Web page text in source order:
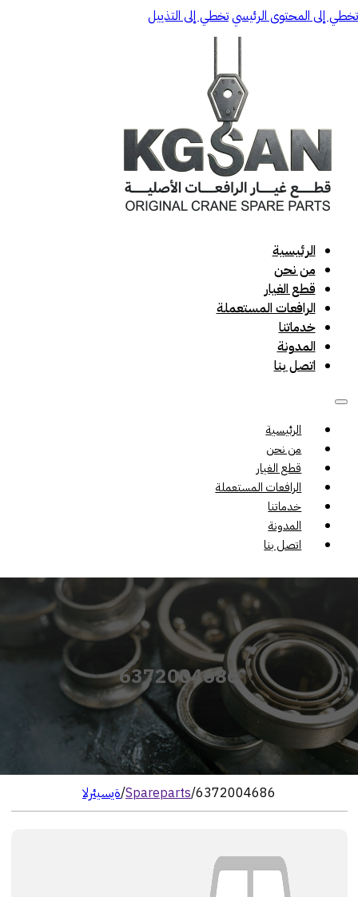
تخطي إلى المحتوى الرئيسيتخطي إلى التذييل
الرئيسية
من نحن
قطع الغيار
الرافعات المستعملة
خدماتنا
المدونة
اتصل بنا
الرئيسية
من نحن
قطع الغيار
الرافعات المستعملة
خدماتنا
المدونة
اتصل بنا
6372004686
الرئيسية/Spareparts/6372004686